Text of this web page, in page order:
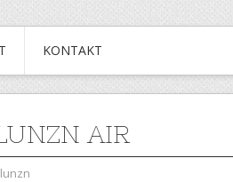
KONTAKT
AIR